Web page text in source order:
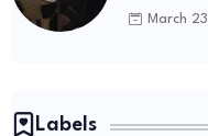
March
Labels